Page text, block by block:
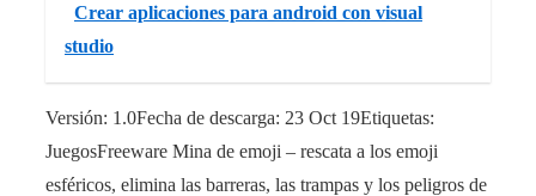
Crear aplicaciones para android con visual
studio
Versión: 1.0Fecha de descarga: 23 Oct 19Etiquetas:
JuegosFreeware Mina de emoji – rescata a los emoji
esféricos, elimina las barreras, las trampas y los peligros de